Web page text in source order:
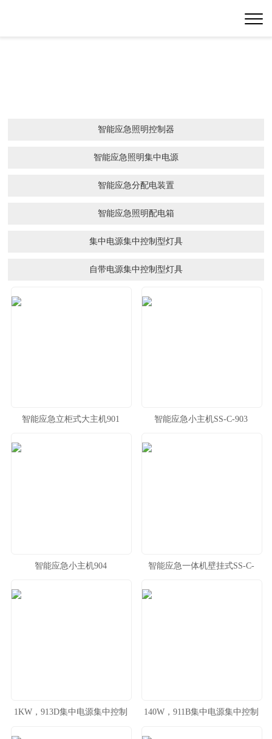
智能应急照明控制器
智能应急照明集中电源
智能应急分配电装置
智能应急照明配电箱
集中电源集中控制型灯具
自带电源集中控制型灯具
智能应急立柜式大主机901 智能应急小主机SS-C-903
智能应急小主机904
智能应急一体机壁挂式SS-C-
1KW，913D集中电源集中控制
140W，911B集中电源集中控制